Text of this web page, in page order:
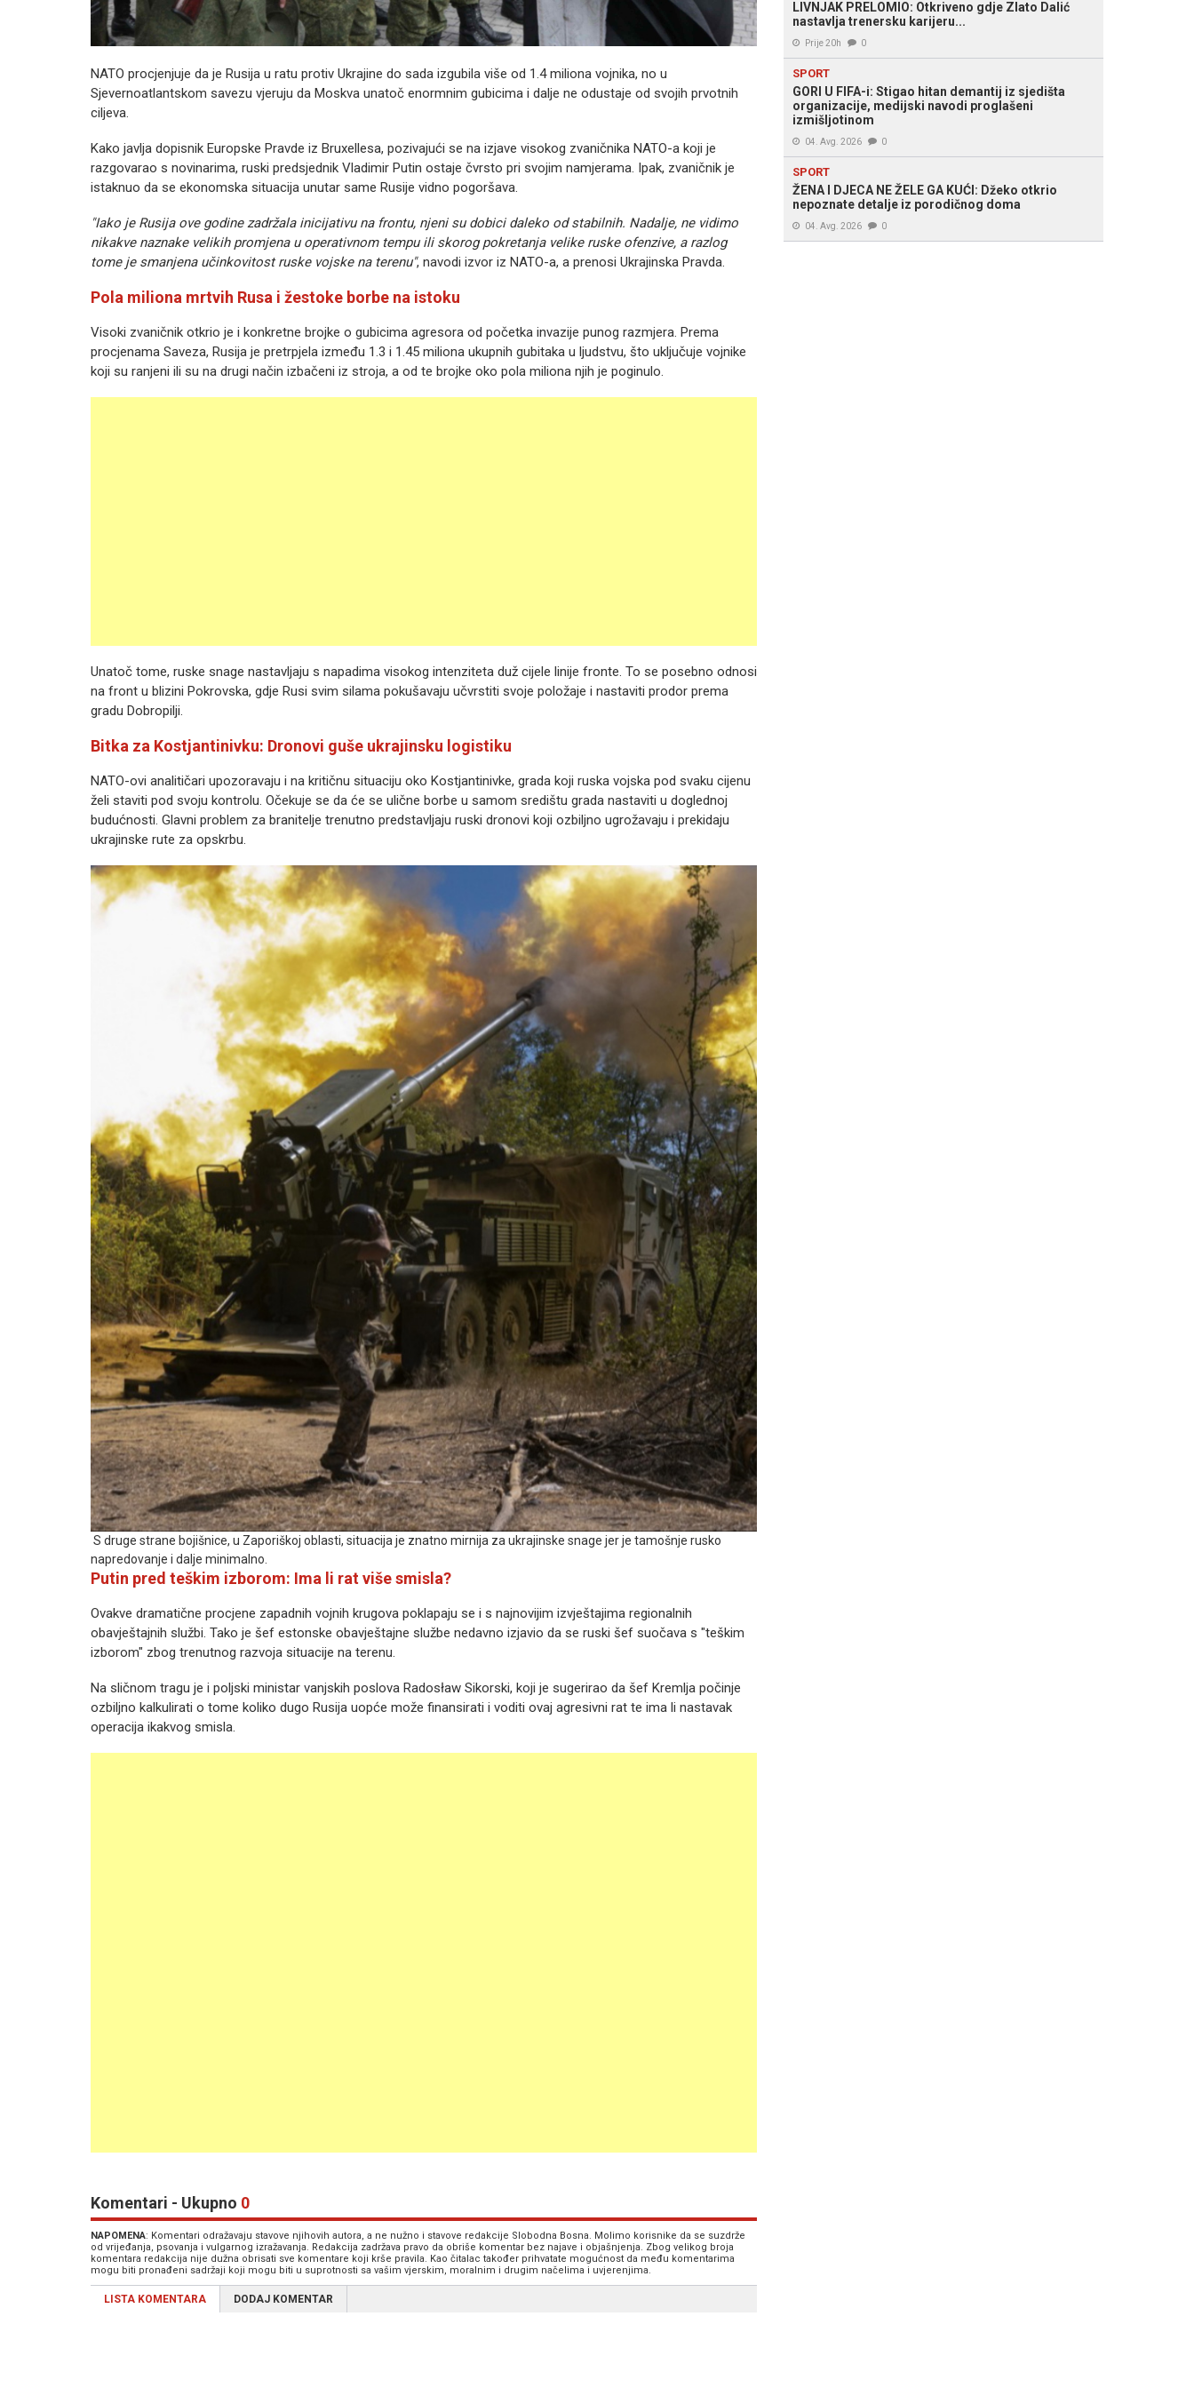
NATO procjenjuje da je Rusija u ratu protiv Ukrajine do sada izgubila više od 1.4 miliona vojnika, no u
Sjevernoatlantskom savezu vjeruju da Moskva unatoč enormnim gubicima i dalje ne odustaje od svojih prvotnih
ciljeva.
Kako javlja dopisnik Europske Pravde iz Bruxellesa, pozivajući se na izjave visokog zvaničnika NATO-a koji je
razgovarao s novinarima, ruski predsjednik Vladimir Putin ostaje čvrsto pri svojim namjerama. Ipak, zvaničnik je
istaknuo da se ekonomska situacija unutar same Rusije vidno pogoršava.
"Iako je Rusija ove godine zadržala inicijativu na frontu, njeni su dobici daleko od stabilnih. Nadalje, ne vidimo
nikakve naznake velikih promjena u operativnom tempu ili skorog pokretanja velike ruske ofenzive, a razlog
tome je smanjena učinkovitost ruske vojske na terenu", navodi izvor iz NATO-a, a prenosi Ukrajinska Pravda.
Pola miliona mrtvih Rusa i žestoke borbe na istoku
Visoki zvaničnik otkrio je i konkretne brojke o gubicima agresora od početka invazije punog razmjera. Prema
procjenama Saveza, Rusija je pretrpjela između 1.3 i 1.45 miliona ukupnih gubitaka u ljudstvu, što uključuje vojnike
koji su ranjeni ili su na drugi način izbačeni iz stroja, a od te brojke oko pola miliona njih je poginulo.
Unatoč tome, ruske snage nastavljaju s napadima visokog intenziteta duž cijele linije fronte. To se posebno odnosi
na front u blizini Pokrovska, gdje Rusi svim silama pokušavaju učvrstiti svoje položaje i nastaviti prodor prema
gradu Dobropilji.
Bitka za Kostjantinivku: Dronovi guše ukrajinsku logistiku
NATO-ovi analitičari upozoravaju i na kritičnu situaciju oko Kostjantinivke, grada koji ruska vojska pod svaku cijenu
želi staviti pod svoju kontrolu. Očekuje se da će se ulične borbe u samom središtu grada nastaviti u doglednoj
budućnosti. Glavni problem za branitelje trenutno predstavljaju ruski dronovi koji ozbiljno ugrožavaju i prekidaju
ukrajinske rute za opskrbu.
S druge strane bojišnice, u Zaporiškoj oblasti, situacija je znatno mirnija za ukrajinske snage jer je tamošnje rusko
napredovanje i dalje minimalno.
Putin pred teškim izborom: Ima li rat više smisla?
Ovakve dramatične procjene zapadnih vojnih krugova poklapaju se i s najnovijim izvještajima regionalnih
obavještajnih službi. Tako je šef estonske obavještajne službe nedavno izjavio da se ruski šef suočava s "teškim
izborom" zbog trenutnog razvoja situacije na terenu.
Na sličnom tragu je i poljski ministar vanjskih poslova Radosław Sikorski, koji je sugerirao da šef Kremlja počinje
ozbiljno kalkulirati o tome koliko dugo Rusija uopće može finansirati i voditi ovaj agresivni rat te ima li nastavak
operacija ikakvog smisla.
Komentari - Ukupno 0
NAPOMENA: Komentari odražavaju stavove njihovih autora, a ne nužno i stavove redakcije Slobodna Bosna. Molimo korisnike da se suzdrže
od vrijeđanja, psovanja i vulgarnog izražavanja. Redakcija zadržava pravo da obriše komentar bez najave i objašnjenja. Zbog velikog broja
komentara redakcija nije dužna obrisati sve komentare koji krše pravila. Kao čitalac također prihvatate mogućnost da među komentarima
mogu biti pronađeni sadržaji koji mogu biti u suprotnosti sa vašim vjerskim, moralnim i drugim načelima i uvjerenjima.
LISTA KOMENTARA DODAJ KOMENTAR
LIVNJAK PRELOMIO: Otkriveno gdje Zlato Dalić
nastavlja trenersku karijeru...
Prije 20h 0
SPORT
GORI U FIFA-i: Stigao hitan demantij iz sjedišta
organizacije, medijski navodi proglašeni
izmišljotinom
04. Avg. 2026 0
SPORT
ŽENA I DJECA NE ŽELE GA KUĆI: Džeko otkrio
nepoznate detalje iz porodičnog doma
04. Avg. 2026 0